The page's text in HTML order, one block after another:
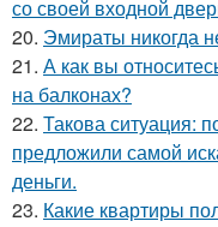
со своей входной
20. Эмираты никогда
21. А как вы
на балконах?
22. Такова ситуация:
предложили самой
деньги.
23. Какие квартиры